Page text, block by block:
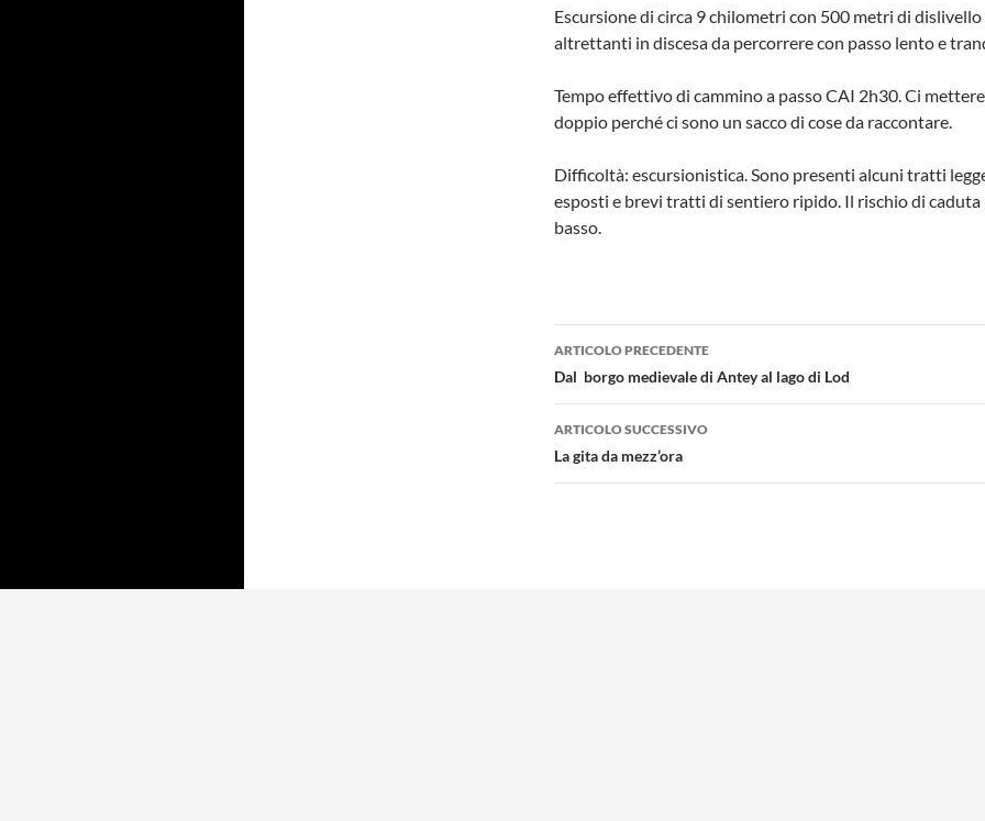
Escursione di circa 9 chilometri con 500 metri di dislivello
altrettanti in discesa da percorrere con passo lento e
Tempo effettivo di cammino a passo CAI 2h30. Ci
doppio perché ci sono un sacco di cose da raccontare.
Difficoltà: escursionistica. Sono presenti alcuni tratti
esposti e brevi tratti di sentiero ripido. Il rischio di caduta
basso.
Navigazione
articolo
ARTICOLO PRECEDENTE
Dal borgo medievale di Antey al lago di Lod
ARTICOLO SUCCESSIVO
La gita da mezz’ora